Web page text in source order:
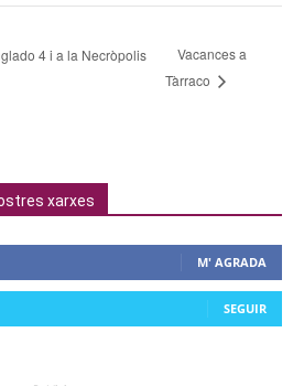
4 i a la Necròpolis
Vacances a
Tàrraco
xarxes
M' AGRADA
SEGUIR